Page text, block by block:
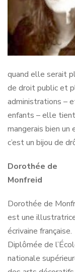
quand elle serait
de droit public et
administrations –
enfants – elle tient
mangerais bien un
c’est un bijou de
Dorothée de
Monfreid
Dorothée de
est une
écrivaine française.
Diplômée de
nationale